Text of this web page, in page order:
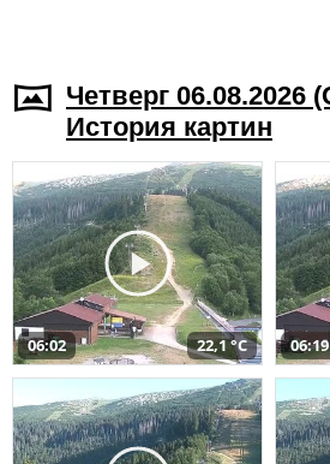
Четверг 06.08.2026
История картин
06:02 22,1 °C 06:19